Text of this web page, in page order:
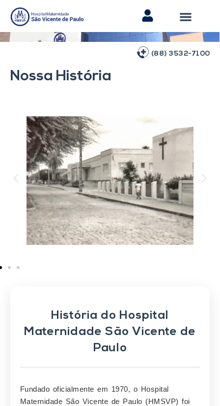
(88) 3532-7100
Nossa História
História do Hospital
Maternidade São Vicente de
Paulo
Fundado oficialmente em 1970, o Hospital
Maternidade São Vicente de Paulo (HMSVP) foi